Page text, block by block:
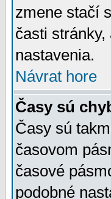
zmene stačí
časti
nastavenia.
Návrat hore
Časy sú
Časy sú
časovom
časové
podobné